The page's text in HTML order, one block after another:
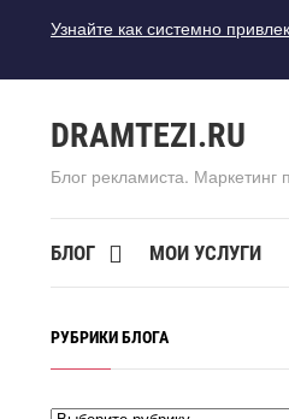
Узнайте как системно
DRAMTEZI.RU
Блог рекламиста. Маркетинг
БЛОГ МОИ УСЛУГИ
РУБРИКИ БЛОГА